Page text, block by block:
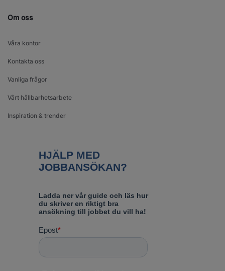
Om oss
Våra kontor
Kontakta oss
Vanliga frågor
Vårt hållbarhetsarbete
Inspiration & trender